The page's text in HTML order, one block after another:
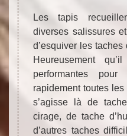
Les tapis
diverses salissures
d’esquiver les
Heureusement
performantes
rapidement toutes les
s’agisse là de
cirage, de tache
d’autres taches